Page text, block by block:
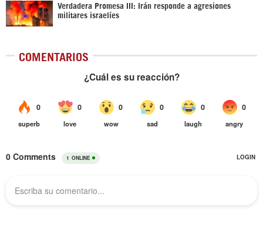
Verdadera Promesa III: Irán responde a agresiones
militares israelíes
COMENTARIOS